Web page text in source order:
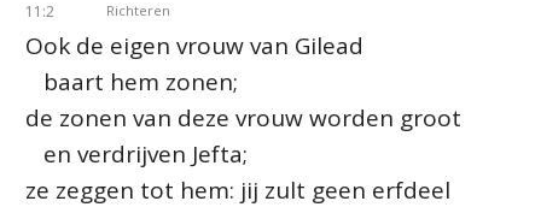
11:2 Richteren
Ook de eigen vrouw van Gilead
baart hem zonen;
de zonen van deze vrouw worden groot
en verdrijven Jefta;
ze zeggen tot hem: jij zult geen erfdeel